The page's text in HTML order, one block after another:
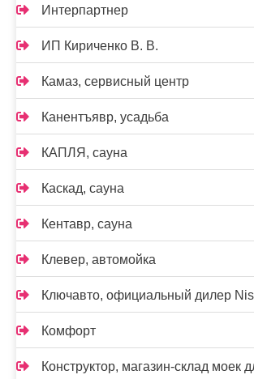
Интерпартнер
ИП Кириченко В. В.
Камаз, сервисный центр
Канентъявр, усадьба
КАПЛЯ, сауна
Каскад, сауна
Кентавр, сауна
Клевер, автомойка
Ключавто, официальный дилер
Комфорт
Конструктор, магазин-склад моек